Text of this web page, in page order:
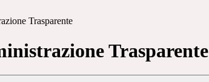
Trasparente
Trasparente